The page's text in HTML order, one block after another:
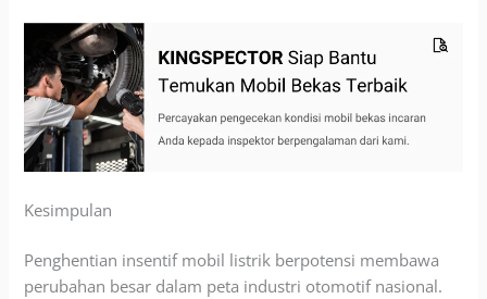
Kesimpulan
Penghentian insentif mobil listrik berpotensi membawa
perubahan besar dalam peta industri otomotif nasional.